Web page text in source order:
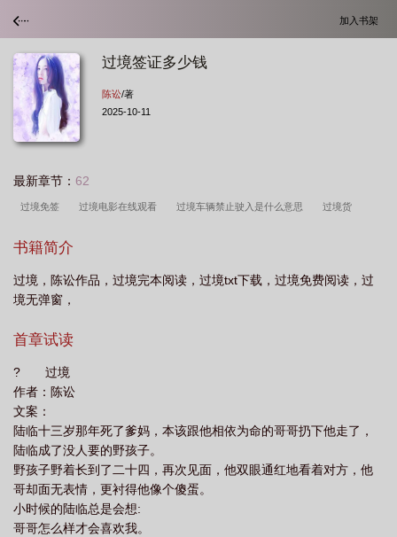
加入书架
过境签证多少钱
陈讼/著
2025-10-11
最新章节： 62
过境免签 过境电影在线观看 过境车辆禁止驶入是什么意思 过境货
香港可以带多少现金
版 过境歌词 过境千帆皆不是 过境免签国家 过境韩国需要签证吗
境签证是什么意思
思? 过境是什么意思
境明顾 过境关税
需签证怎么办理
带多少香烟 过境三四五打一准确数字 过境需签证是什么意思 过境路段是什
么意思 眉眼清扬是少年 过境电影 过境签
书籍简介
过境，陈讼作品，过境完本阅读，过境txt下载，过境免费阅读，过
境无弹窗，
首章试读
? 过境
作者：陈讼
文案：
陆临十三岁那年死了爹妈，本该跟他相依为命的哥哥扔下他走了，
陆临成了没人要的野孩子。
野孩子野着长到了二十四，再次见面，他双眼通红地看着对方，他
哥却面无表情，更衬得他像个傻蛋。
小时候的陆临总是会想:
哥哥怎么样才会喜欢我。